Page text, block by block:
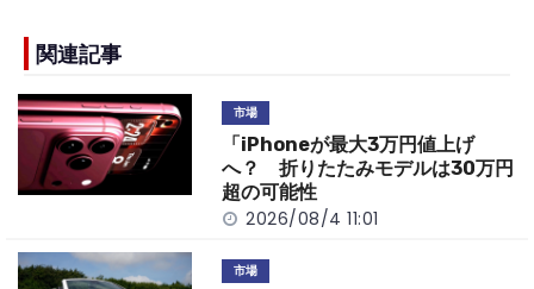
e
b
o
o
k
n
k
関連記事
市場
「iPhoneが最大3万円値上げ
へ？ 折りたたみモデルは30万円
超の可能性
2026/08/4 11:01
市場